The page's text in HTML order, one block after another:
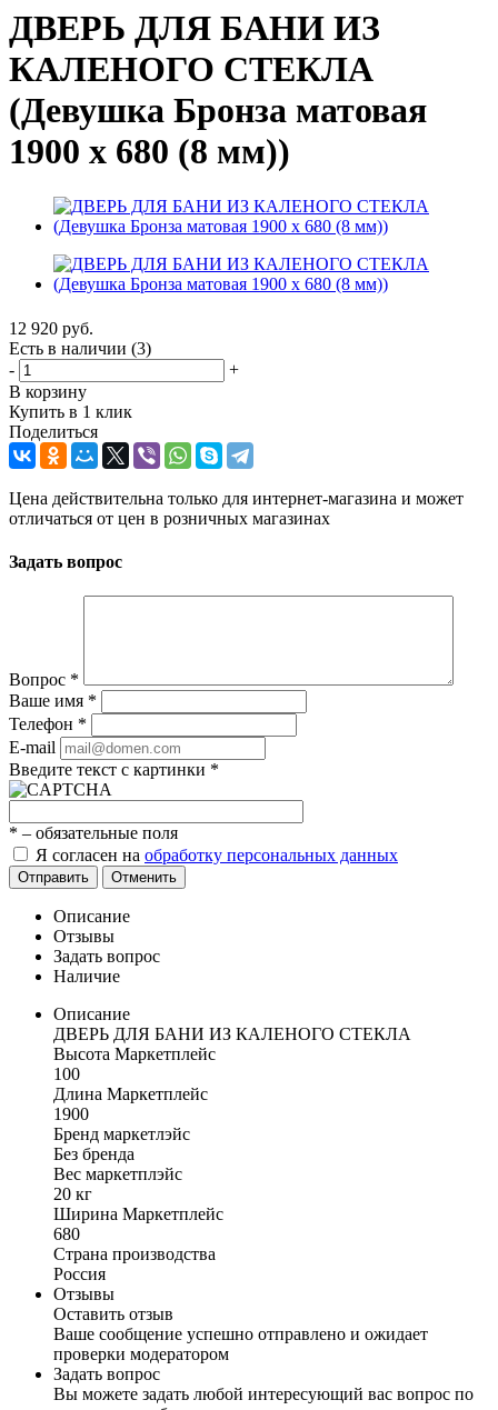
ДВЕРЬ ДЛЯ БАНИ ИЗ
КАЛЕНОГО СТЕКЛА
(Девушка Бронза матовая
1900 х 680 (8 мм))
12 920 руб.
Есть в наличии (3)
-
+
В корзину
Купить в 1 клик
Поделиться
Цена действительна только для интернет-магазина и может
отличаться от цен в розничных магазинах
Задать вопрос
Вопрос *
Ваше имя *
Телефон *
E-mail
Введите текст с картинки *
* – обязательные поля
Я согласен на обработку персональных данных
Отправить Отменить
Описание
Отзывы
Задать вопрос
Наличие
Описание
ДВЕРЬ ДЛЯ БАНИ ИЗ КАЛЕНОГО СТЕКЛА
Высота Маркетплейс
100
Длина Маркетплейс
1900
Бренд маркетлэйс
Без бренда
Вес маркетплэйс
20 кг
Ширина Маркетплейс
680
Страна производства
Россия
Отзывы
Оставить отзыв
Ваше сообщение успешно отправлено и ожидает
проверки модератором
Задать вопрос
Вы можете задать любой интересующий вас вопрос по